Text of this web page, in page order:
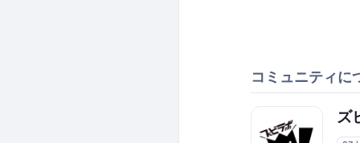
コミュニティに
ズ